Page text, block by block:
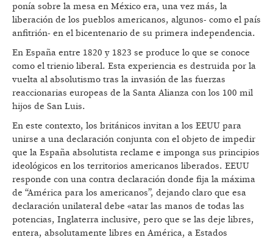
ponía sobre la mesa en México era, una vez más, la
liberación de los pueblos americanos, algunos- como el país
anfitrión- en el bicentenario de su primera independencia.
En España entre 1820 y 1823 se produce lo que se conoce
como el trienio liberal. Esta experiencia es destruida por la
vuelta al absolutismo tras la invasión de las fuerzas
reaccionarias europeas de la Santa Alianza con los 100 mil
hijos de San Luis.
En este contexto, los británicos invitan a los EEUU para
unirse a una declaración conjunta con el objeto de impedir
que la España absolutista reclame e imponga sus principios
ideológicos en los territorios americanos liberados. EEUU
responde con una contra declaración donde fija la máxima
de “América para los americanos”, dejando claro que esa
declaración unilateral debe «atar las manos de todas las
potencias, Inglaterra inclusive, pero que se las deje libres,
entera, absolutamente libres en América, a Estados